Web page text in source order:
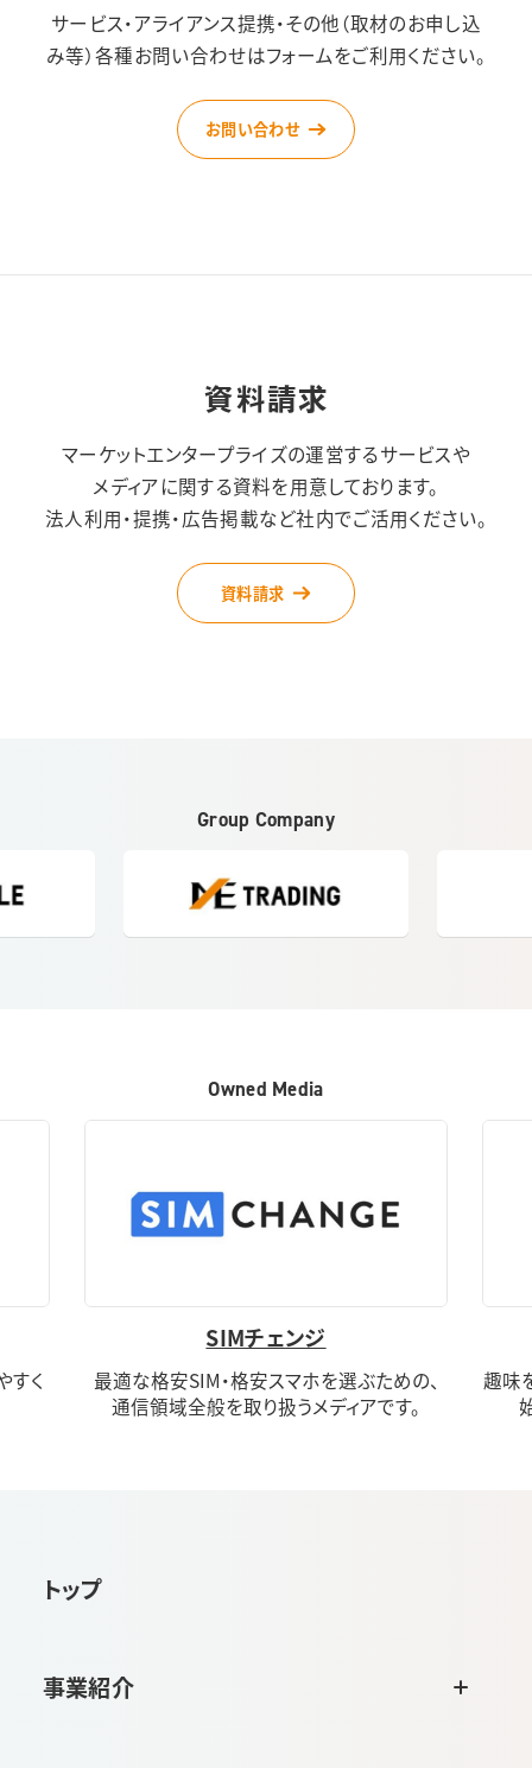
サービス・アライアンス提携・その他（取材のお申し込
み等）各種お問い合わせはフォームをご利用ください。
お問い合わせ
資料請求
マーケットエンタープライズの運営するサービスや
メディアに関する資料を用意しております。
法人利用・提携・広告掲載など社内でご活用ください。
資料請求
Group Company
Owned Media
すく
SIMチェンジ
最適な格安SIM・格安スマホを選ぶための、
通信領域全般を取り扱うメディアです。
趣味
トップ
事業紹介